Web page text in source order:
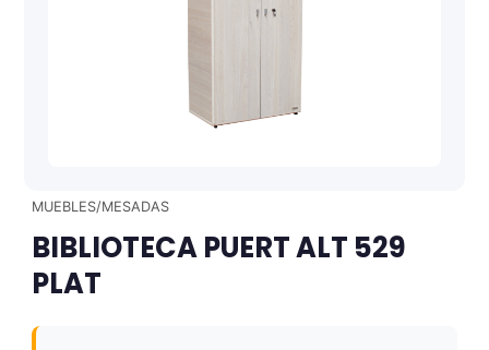
MUEBLES/MESADAS
BIBLIOTECA PUERT ALT 529
PLAT